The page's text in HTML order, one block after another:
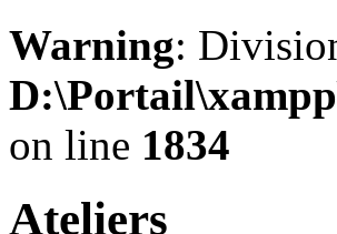
Warning:
on line 1834
Ateliers